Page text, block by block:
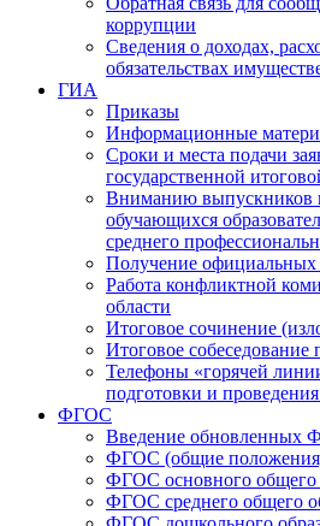
коррупции
Сведения о доходах,
обязательствах
ГИА
Приказы
Информационные
Сроки и места подачи
государственной
Вниманию выпускников
обучающихся
среднего
Получение официальных
Работа конфликтной
области
Итоговое сочинение
Итоговое собеседование
Телефоны «горячей
подготовки и
ФГОС
Введение
ФГОС (общие
ФГОС основного общего
ФГОС среднего общего